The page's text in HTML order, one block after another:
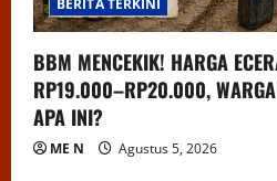
BERITA TERKINI
BBM MENCEKIK! HARGA
RP19.000–RP20.000,
APA INI?
ME N Agustus 5, 2026